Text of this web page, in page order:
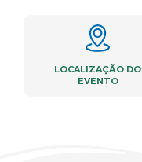
LOCALIZAÇÃO DO
EVENTO